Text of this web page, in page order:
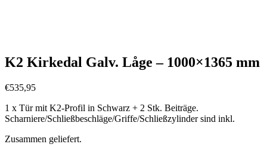
K2 Kirkedal Galv. Låge – 1000×1365 mm
€535,95
1 x Tür mit K2-Profil in Schwarz + 2 Stk. Beiträge.
Scharniere/Schließbeschläge/Griffe/Schließzylinder sind inkl.
Zusammen geliefert.